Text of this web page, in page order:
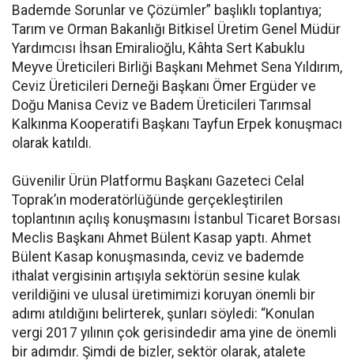
Bademde Sorunlar ve Çözümler” başlıklı toplantıya;
Tarım ve Orman Bakanlığı Bitkisel Üretim Genel Müdür
Yardımcısı İhsan Emiralioğlu, Kâhta Sert Kabuklu
Meyve Üreticileri Birliği Başkanı Mehmet Sena Yıldırım,
Ceviz Üreticileri Derneği Başkanı Ömer Ergüder ve
Doğu Manisa Ceviz ve Badem Üreticileri Tarımsal
Kalkınma Kooperatifi Başkanı Tayfun Erpek konuşmacı
olarak katıldı.
Güvenilir Ürün Platformu Başkanı Gazeteci Celal
Toprak’ın moderatörlüğünde gerçekleştirilen
toplantının açılış konuşmasını İstanbul Ticaret Borsası
Meclis Başkanı Ahmet Bülent Kasap yaptı. Ahmet
Bülent Kasap konuşmasında, ceviz ve bademde
ithalat vergisinin artışıyla sektörün sesine kulak
verildiğini ve ulusal üretimimizi koruyan önemli bir
adımı atıldığını belirterek, şunları söyledi: “Konulan
vergi 2017 yılının çok gerisindedir ama yine de önemli
bir adımdır. Şimdi de bizler, sektör olarak, atalete